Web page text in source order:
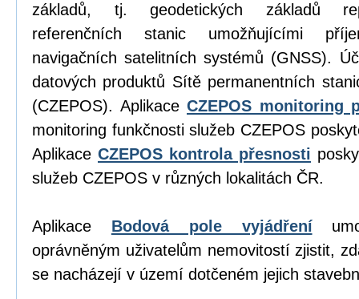
základů, tj. geodetických základů
referenčních stanic umožňujícími
navigačních satelitních systémů (GNSS).
datových produktů Sítě permanentních
(CZEPOS). Aplikace CZEPOS monitoring
monitoring funkčnosti služeb CZEPOS
Aplikace CZEPOS kontrola přesnosti
služeb CZEPOS v různých lokalitách ČR.
Aplikace Bodová pole vyjádření
oprávněným uživatelům nemovitostí zjistit,
se nacházejí v území dotčeném jejich